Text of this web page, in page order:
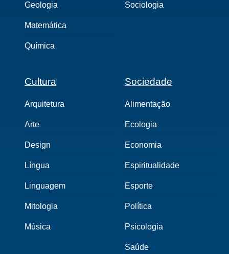
Geologia
Matemática
Química
Sociologia
Cultura
Arquitetura
Arte
Design
Língua
Linguagem
Mitologia
Música
Sociedade
Alimentação
Ecologia
Economia
Espiritualidade
Esporte
Política
Psicologia
Saúde